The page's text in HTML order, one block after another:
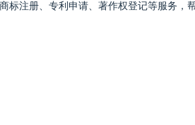
标注册、专利申请、著作权登记等服务，